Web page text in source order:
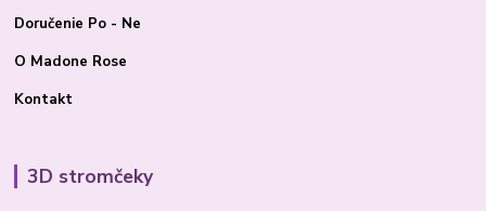
Doručenie Po - Ne
O Madone Rose
Kontakt
3D stromčeky